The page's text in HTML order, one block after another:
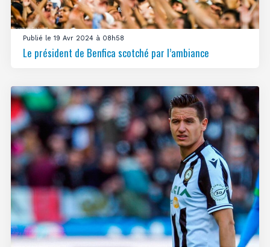
Publié le 19 Avr 2024 à 08h58
Le président de Benfica scotché par l’ambiance